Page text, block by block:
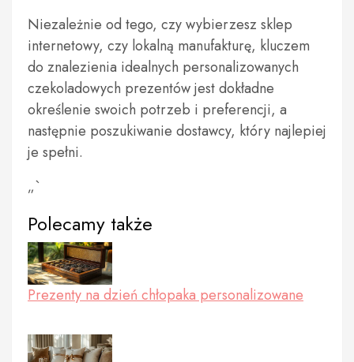
Niezależnie od tego, czy wybierzesz sklep
internetowy, czy lokalną manufakturę, kluczem
do znalezienia idealnych personalizowanych
czekoladowych prezentów jest dokładne
określenie swoich potrzeb i preferencji, a
następnie poszukiwanie dostawcy, który najlepiej
je spełni.
„`
Polecamy także
Prezenty na dzień chłopaka personalizowane